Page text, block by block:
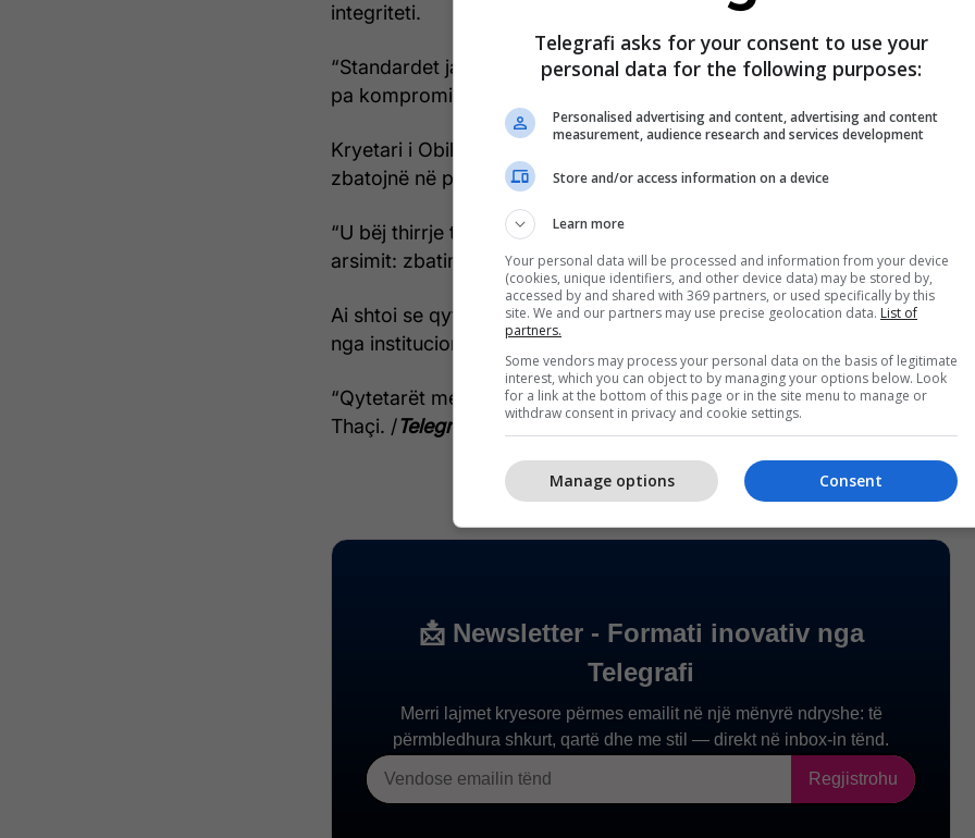
integriteti.
“Standardet janë të qarta: përgjegjësi, transparencë dhe integritet
pa kompromis”, ka deklaruar ai.
Kryetari i Obiliqit u ka bërë thirrje institucioneve komunale që të
zbatojnë në praktikë këtë kod.
“U bëj thirrje të drejtpërdrejtë administratës, shëndetësisë dhe
arsimit: zbatimi i këtij kodi është detyrim”, ka theksuar Thaçi.
Ai shtoi se qytetarët meritojnë shërbime cilësore dhe trajtim dinjitoz
nga institucionet publike.
“Qytetarët meritojnë shërbim të drejtë dhe dinjitoz”, ka përfunduar
Thaçi. /Telegrafi
Telegrafi asks for your consent to use your
personal data for the following purposes:
Personalised advertising and content, advertising and content
measurement, audience research and services development
Store and/or access information on a device
Learn more
Your personal data will be processed and information from your device
(cookies, unique identifiers, and other device data) may be stored by,
accessed by and shared with 369 partners, or used specifically by this
site. We and our partners may use precise geolocation data. List of
partners.
Some vendors may process your personal data on the basis of legitimate
interest, which you can object to by managing your options below. Look
for a link at the bottom of this page or in the site menu to manage or
withdraw consent in privacy and cookie settings.
Consent
Manage options